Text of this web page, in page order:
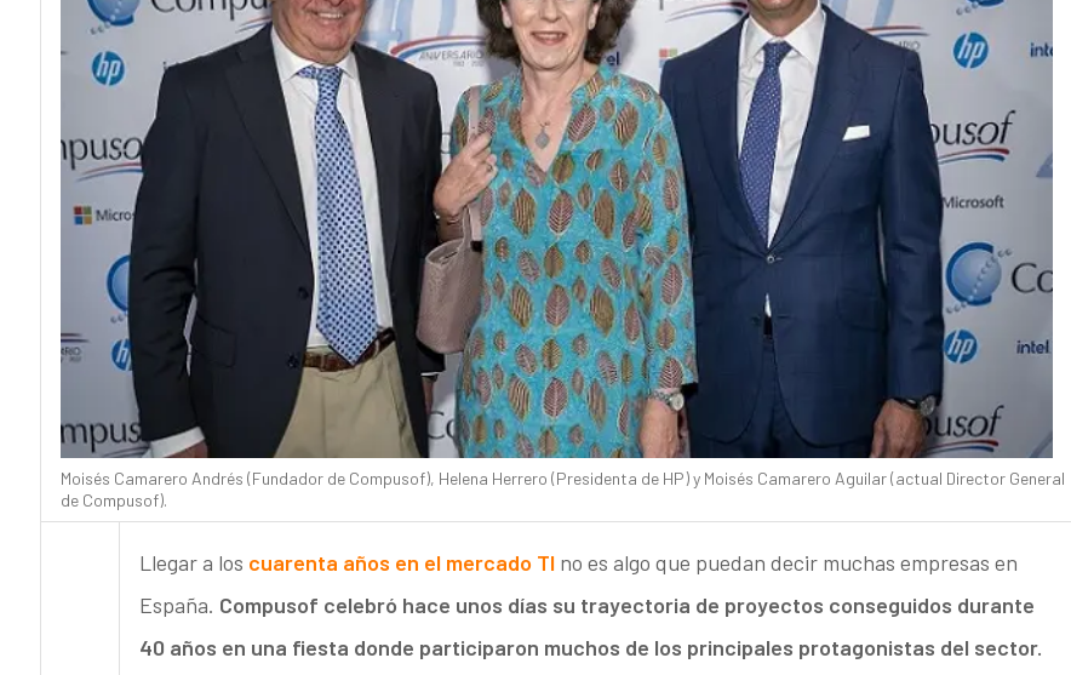
Moisés Camarero Andrés (Fundador de Compusof), Helena Herrero (Presidenta de HP) y Moisés Camarero Aguilar (actual Director General
de Compusof).
Llegar a los cuarenta años en el mercado TI no es algo que puedan decir muchas empresas en
España. Compusof celebró hace unos días su trayectoria de proyectos conseguidos durante
40 años en una fiesta donde participaron muchos de los principales protagonistas del sector.
B